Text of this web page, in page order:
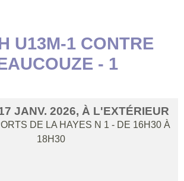
U13M-1 CONTRE
- 1
JANV. 2026, À L'EXTÉRIEUR
DE LA HAYES N 1 - DE 16H30 À
18H30